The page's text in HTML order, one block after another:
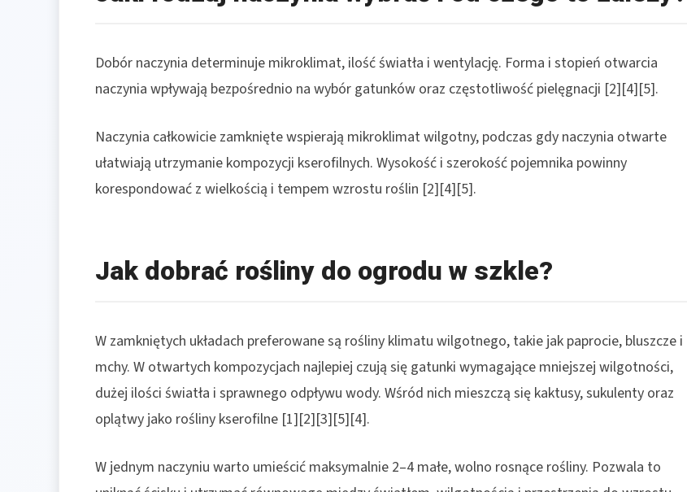
Dobór naczynia determinuje mikroklimat, ilość światła i wentylację. Forma i stopień otwarcia
naczynia wpływają bezpośrednio na wybór gatunków oraz częstotliwość pielęgnacji [2][4][5].
Naczynia całkowicie zamknięte wspierają mikroklimat wilgotny, podczas gdy naczynia otwarte
ułatwiają utrzymanie kompozycji kserofilnych. Wysokość i szerokość pojemnika powinny
korespondować z wielkością i tempem wzrostu roślin [2][4][5].
Jak dobrać rośliny do ogrodu w szkle?
W zamkniętych układach preferowane są rośliny klimatu wilgotnego, takie jak paprocie, bluszcze i
mchy. W otwartych kompozycjach najlepiej czują się gatunki wymagające mniejszej wilgotności,
dużej ilości światła i sprawnego odpływu wody. Wśród nich mieszczą się kaktusy, sukulenty oraz
oplątwy jako rośliny kserofilne [1][2][3][5][4].
W jednym naczyniu warto umieścić maksymalnie 2–4 małe, wolno rosnące rośliny. Pozwala to